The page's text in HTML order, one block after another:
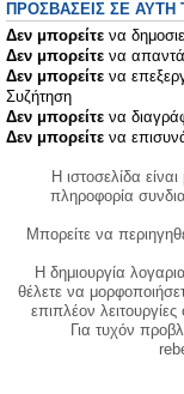
ΠΡΟΣΒΆΣΕΙΣ ΣΕ ΑΥΤΉ
Δεν μπορείτε να
Δεν μπορείτε να
Δεν μπορείτε να
Συζήτηση
Δεν μπορείτε να
Δεν μπορείτε να
Η ιστοσελίδα
πληροφορία
Μπορείτε να
Η δημιουργία
θέλετε να
επιπλέον
Για τυχόν